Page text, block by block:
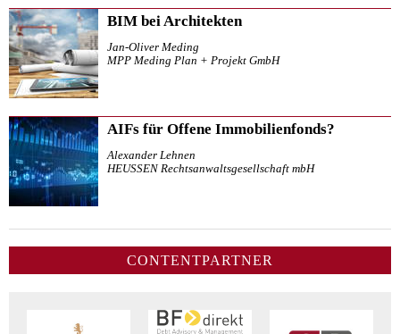
BIM bei Architekten
Jan-Oliver Meding
MPP Meding Plan + Projekt GmbH
AIFs für Offene Immobilienfonds?
Alexander Lehnen
HEUSSEN Rechtsanwaltsgesellschaft mbH
CONTENTPARTNER